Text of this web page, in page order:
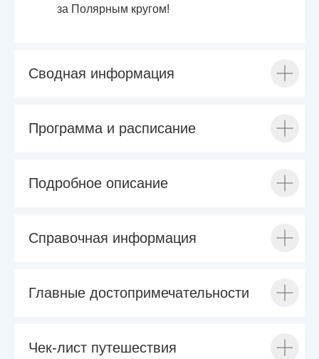
за Полярным кругом!
Сводная информация
Программа и расписание
Подробное описание
Справочная информация
Главные достопримечательности
Чек-лист путешествия